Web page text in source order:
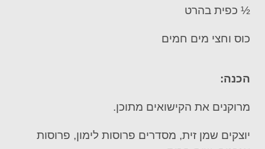
½ כפית בהרט
כוס וחצי מים חמים
הכנה:
מרוקנים את הקישואים מתוכן.
יוצקים שמן זית, מסדרים פרוסות לימון, פרוסות